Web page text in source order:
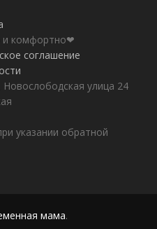
и комфортно❤
соглашение
улица 24
указании обратной
мама.